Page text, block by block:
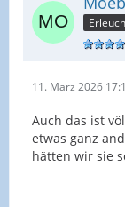
11. März 2026
Auch das ist
etwas ganz
hätten wir sie